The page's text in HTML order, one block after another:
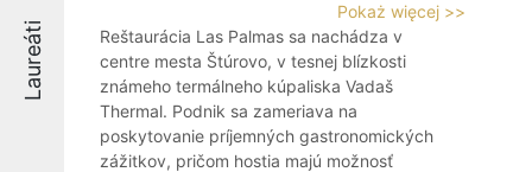
Laureáti
Pokaż więcej >>
Reštaurácia Las Palmas sa nachádza v
centre mesta Štúrovo, v tesnej blízkosti
známeho termálneho kúpaliska Vadaš
Thermal. Podnik sa zameriava na
poskytovanie príjemných gastronomických
zážitkov, pričom hostia majú možnosť